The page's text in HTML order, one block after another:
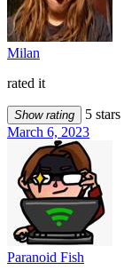
Milan
rated it
Show rating
5 stars
March 6, 2023
Paranoid Fish